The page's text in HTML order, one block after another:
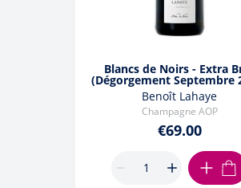
Blancs de Noirs - Extra
(Dégorgement Septembre
Benoît Lahaye
Champagne AOP
€69.00